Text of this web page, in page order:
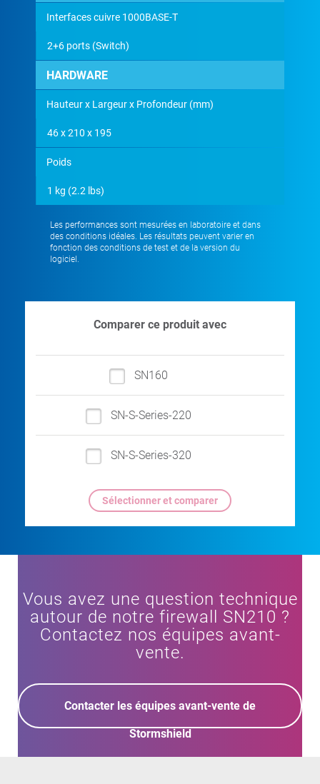
Interfaces cuivre 1000BASE-T
2+6 ports (Switch)
HARDWARE
Hauteur x Largeur x Profondeur (mm)
46 x 210 x 195
Poids
1 kg (2.2 lbs)
Les performances sont mesurées en laboratoire et dans
des conditions idéales. Les résultats peuvent varier en
fonction des conditions de test et de la version du
logiciel.
Comparer ce produit avec
SN160
SN-S-Series-220
SN-S-Series-320
Vous avez une question technique
autour de notre firewall SN210 ?
Contactez nos équipes avant-
vente.
Contacter les équipes avant-vente de
Stormshield